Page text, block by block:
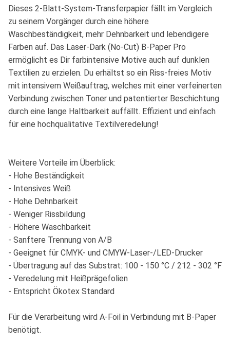
Dieses 2-Blatt-System-Transferpapier fällt im Vergleich
zu seinem Vorgänger durch eine höhere
Waschbeständigkeit, mehr Dehnbarkeit und lebendigere
Farben auf. Das Laser-Dark (No-Cut) B-Paper Pro
ermöglicht es Dir farbintensive Motive auch auf dunklen
Textilien zu erzielen. Du erhältst so ein Riss-freies Motiv
mit intensivem Weißauftrag, welches mit einer verfeinerten
Verbindung zwischen Toner und patentierter Beschichtung
durch eine lange Haltbarkeit auffällt. Effizient und einfach
für eine hochqualitative Textilveredelung!
Weitere Vorteile im Überblick:
- Hohe Beständigkeit
- Intensives Weiß
- Hohe Dehnbarkeit
- Weniger Rissbildung
- Höhere Waschbarkeit
- Sanftere Trennung von A/B
- Geeignet für CMYK- und CMYW-Laser-/LED-Drucker
- Übertragung auf das Substrat: 100 - 150 °C / 212 - 302 °F
- Veredelung mit Heißprägefolien
- Entspricht Ökotex Standard
Für die Verarbeitung wird A-Foil in Verbindung mit B-Paper
benötigt.